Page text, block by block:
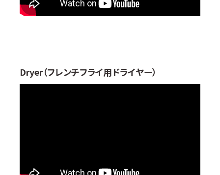
Dryer（フレンチフライ用ドライヤー）